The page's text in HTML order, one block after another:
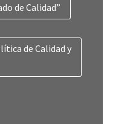
de Calidad”
de Calidad y